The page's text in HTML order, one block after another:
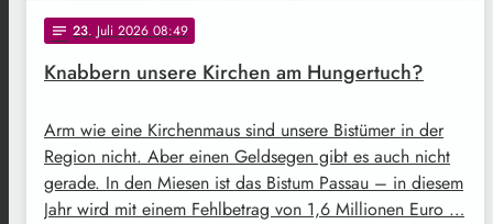
notes 23. Juli 2026 08:49
Knabbern unsere Kirchen am Hungertuch?
Arm wie eine Kirchenmaus sind unsere Bistümer in der
Region nicht. Aber einen Geldsegen gibt es auch nicht
gerade. In den Miesen ist das Bistum Passau – in diesem
Jahr wird mit einem Fehlbetrag von 1,6 Millionen Euro …